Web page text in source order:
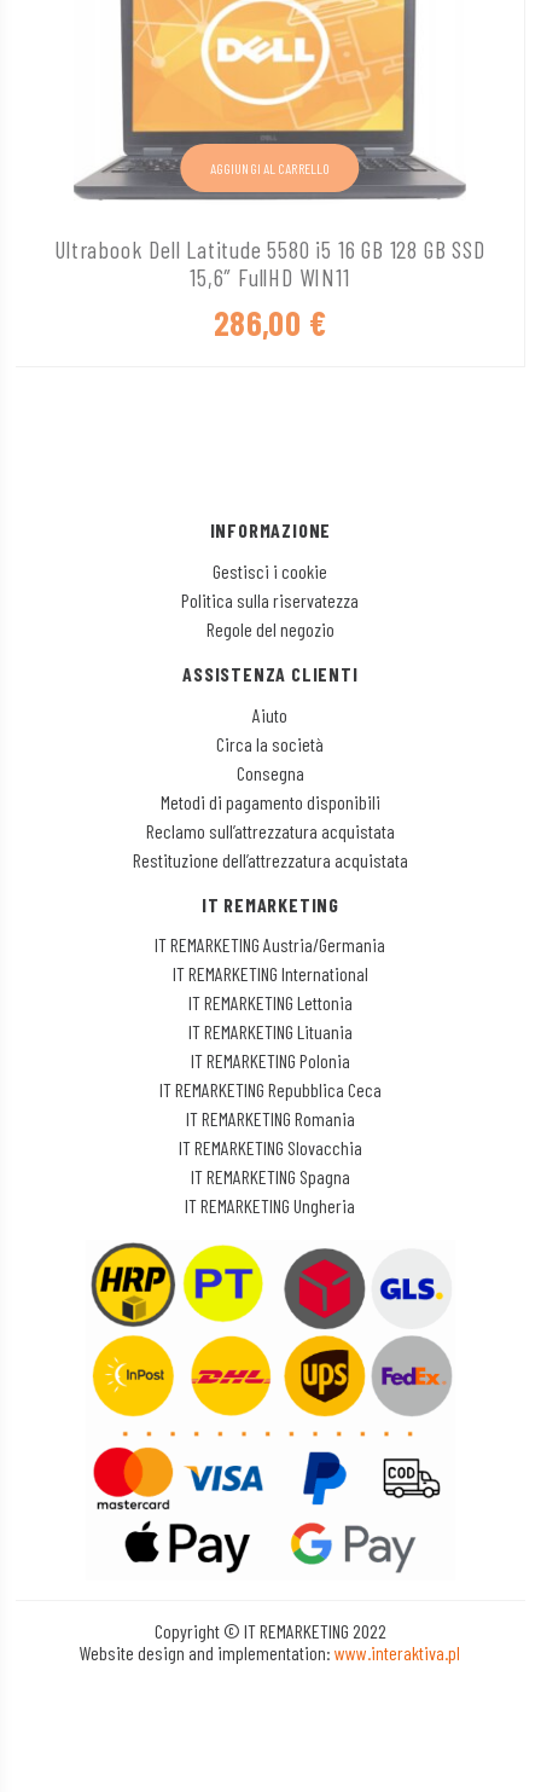
Ultrabook Dell Latitude 5580 i5 16 GB 128 GB SSD
15,6″ FullHD WIN11
286,00 €
AGGIUNGI AL CARRELLO
INFORMAZIONE
Gestisci i cookie
Politica sulla riservatezza
Regole del negozio
ASSISTENZA CLIENTI
Aiuto
Circa la società
Consegna
Metodi di pagamento disponibili
Reclamo sull’attrezzatura acquistata
Restituzione dell’attrezzatura acquistata
IT REMARKETING
IT REMARKETING Austria/Germania
IT REMARKETING International
IT REMARKETING Lettonia
IT REMARKETING Lituania
IT REMARKETING Polonia
IT REMARKETING Repubblica Ceca
IT REMARKETING Romania
IT REMARKETING Slovacchia
IT REMARKETING Spagna
IT REMARKETING Ungheria
Copyright © IT REMARKETING 2022
Website design and implementation:www.interaktiva.pl